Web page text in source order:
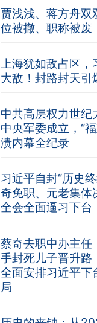
贾浅浅、蒋方舟双
位被撤、职称被废
上海犹如敌占区，
大敌！封路封天引
中共高层权力世纪
中央军委成立，“
溃内幕全纪录
习近平自封“历史
奇免职、元老集体
全会全面逼习下台
蔡奇去职中办主任
手封死儿子晋升路
全面安排习近平下
局